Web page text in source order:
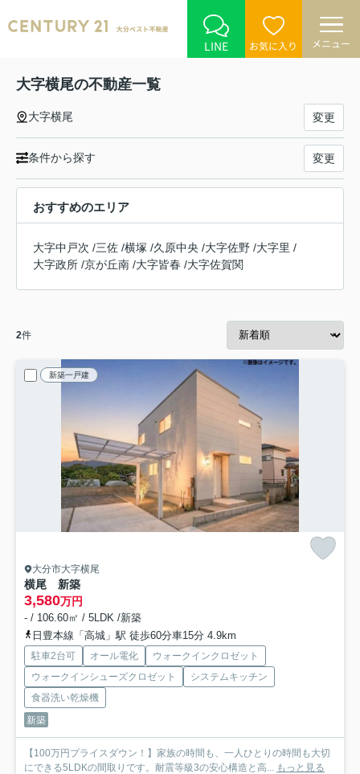
LINE お気に入り メニュー
大字横尾の不動産一覧
大字横尾 変更
条件から探す 変更
おすすめのエリア
大字中戸次 /三佐 /横塚 /久原中央 /大字佐野 /大字里 /
大字政所 /京が丘南 /大字皆春 /大字佐賀関
2件
新築一戸建
大分市大字横尾
横尾 新築
3,580万円
- / 106.60㎡ / 5LDK /新築
日豊本線「高城」駅 徒歩60分車15分 4.9km
駐車2台可 オール電化
ウォークインクロゼット
ウォークインシューズクロゼット
システムキッチン
食器洗い乾燥機
新築
【100万円プライスダウン！】家族の時間も、一人ひとりの時間も大切
にできる5LDKの間取りです。耐震等級3の安心構造と高...
もっと見る